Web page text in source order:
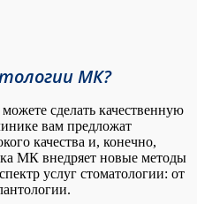
МК?
сделать качественную
вам предложат
качества и, конечно,
МК внедряет новые методы
услуг стоматологии: от